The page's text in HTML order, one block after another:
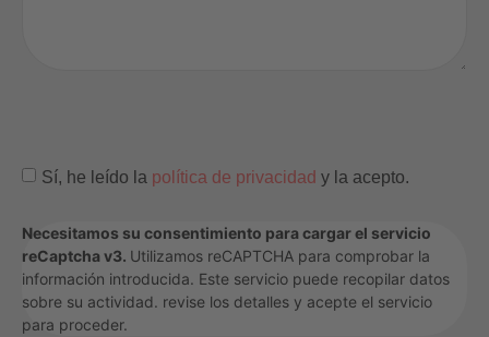
Sí, he leído la política de privacidad y la acepto.
Necesitamos su consentimiento para cargar el servicio
reCaptcha v3. Utilizamos reCAPTCHA para comprobar la
información introducida. Este servicio puede recopilar datos
sobre su actividad. revise los detalles y acepte el servicio
para proceder.